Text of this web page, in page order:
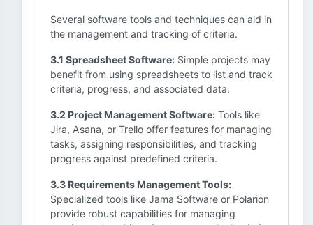
Several software tools and techniques can aid in
the management and tracking of criteria.
3.1 Spreadsheet Software: Simple projects may
benefit from using spreadsheets to list and track
criteria, progress, and associated data.
3.2 Project Management Software: Tools like
Jira, Asana, or Trello offer features for managing
tasks, assigning responsibilities, and tracking
progress against predefined criteria.
3.3 Requirements Management Tools:
Specialized tools like Jama Software or Polarion
provide robust capabilities for managing